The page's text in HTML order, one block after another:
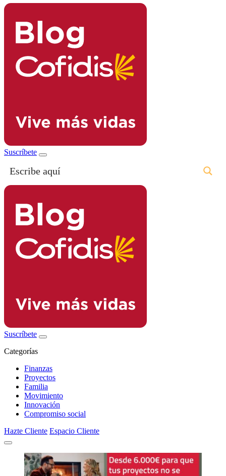
Suscríbete
Suscríbete
Categorías
Finanzas
Proyectos
Familia
Movimiento
Innovación
Compromiso social
Hazte Cliente Espacio Cliente